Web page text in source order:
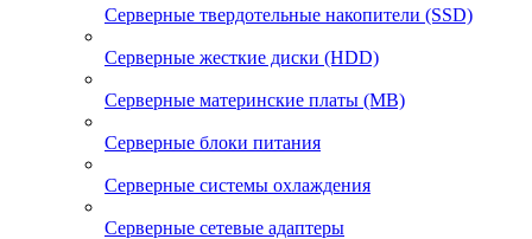
Серверные твердотельные накопители (SSD)
Серверные жесткие диски (HDD)
Серверные материнские платы (MB)
Серверные блоки питания
Серверные системы охлаждения
Серверные сетевые адаптеры